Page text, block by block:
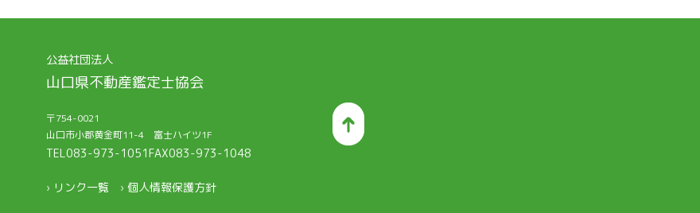
公益社団法人
山口県不動産鑑定士協会
〒754-0021
山口市小郡黄金町11-4 富士ハイツ1F
TEL083-973-1051FAX083-973-1048
› リンク一覧 › 個人情報保護方針